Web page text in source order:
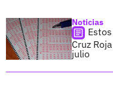
Noticias
Cruz
julio